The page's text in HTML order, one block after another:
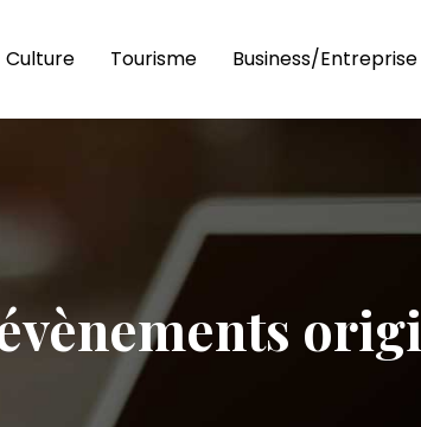
Culture Tourisme Business/Entreprise